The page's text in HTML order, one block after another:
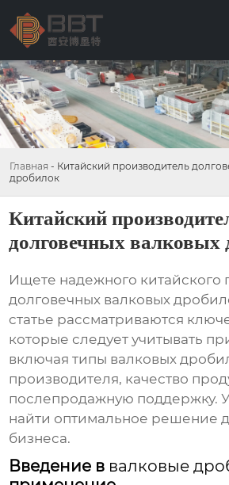
Главная - Китайский производитель
дробилок
Китайский
долговечных валковых
Ищете надежного китайского
долговечных валковых
статье рассматриваются
которые следует учитывать
включая типы валковых
производителя, качество
послепродажную поддержку.
найти оптимальное решение
бизнеса.
Введение в валковые